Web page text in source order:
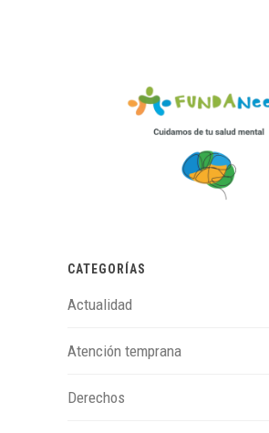
CATEGORÍAS
Actualidad
Atención temprana
Derechos